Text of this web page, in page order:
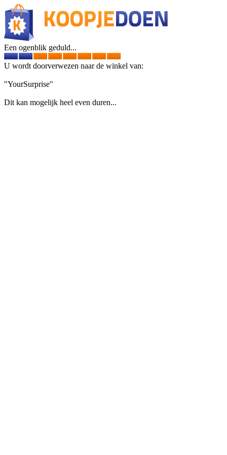
Een ogenblik geduld...
U wordt doorverwezen naar de winkel van:
"YourSurprise"
Dit kan mogelijk heel even duren...